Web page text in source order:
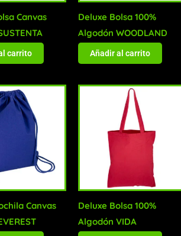
Canvas
carrito
Deluxe Bolsa 100%
Algodón WOODLAND
Añadir al carrito
Canvas
Deluxe Bolsa 100%
Algodón VIDA